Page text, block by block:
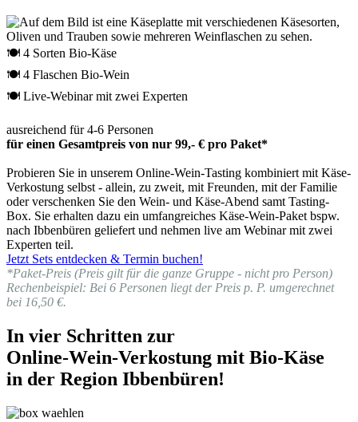
🍽 4 Sorten Bio-Käse
🍽 4 Flaschen Bio-Wein
🍽 Live-Webinar mit zwei Experten
ausreichend für 4-6 Personen
für einen Gesamtpreis von nur 99,- € pro Paket*
Probieren Sie in unserem Online-Wein-Tasting kombiniert mit Käse-
Verkostung selbst - allein, zu zweit, mit Freunden, mit der Familie
oder verschenken Sie den Wein- und Käse-Abend samt Tasting-
Box. Sie erhalten dazu ein umfangreiches Käse-Wein-Paket bspw.
nach Ibbenbüren geliefert und nehmen live am Webinar mit zwei
Experten teil.
Jetzt Sets entdecken & Termin buchen!
*Paket-Preis (Preis gilt für die ganze Gruppe - nicht pro Person)
Rechenbeispiel: Bei 6 Personen liegt der Preis p. P. umgerechnet
bei 16,50 €.
In vier Schritten zur
Online-Wein-Verkostung mit Bio-Käse
in der Region Ibbenbüren!